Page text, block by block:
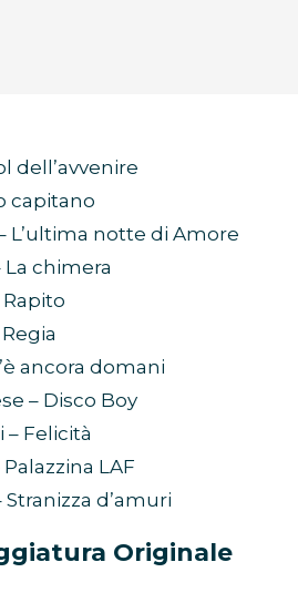
dell’avvenire
capitano
L’ultima notte di Amore
La chimera
ancora domani
– Disco Boy
– Felicità
LAF
d’amuri
Originale